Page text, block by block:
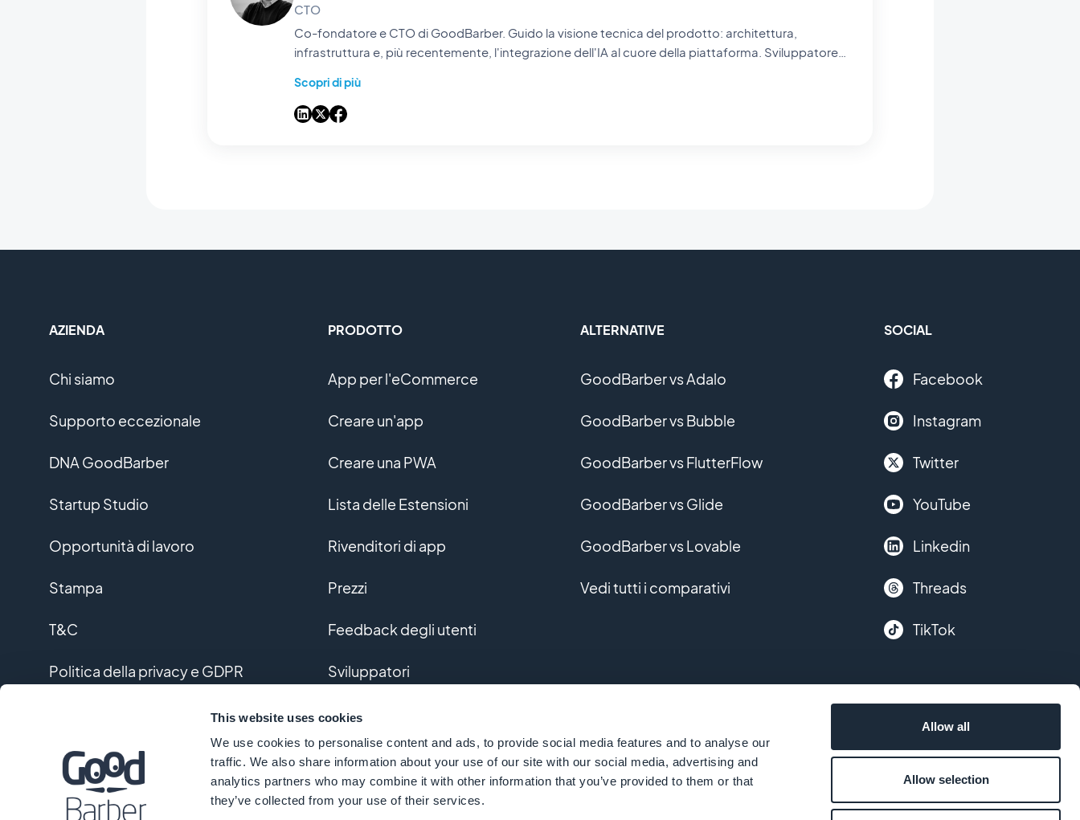
This website uses cookies
We use cookies to personalise content and ads, to provide social media features and to analyse our
traffic. We also share information about your use of our site with our social media, advertising and
analytics partners who may combine it with other information that you’ve provided to them or that
they’ve collected from your use of their services.
Allow all
Allow selection
CTO
Co-fondatore e CTO di GoodBarber. Guido la visione tecnica del prodotto: architettura,
infrastruttura e, più recentemente, l'integrazione dell'IA al cuore della piattaforma. Sviluppatore
GoodBarber di pubblicare le loro app senza scrivere una sola riga di codice.
Scopri di più
AZIENDA
Chi siamo
Supporto eccezionale
DNA GoodBarber
Startup Studio
Opportunità di lavoro
Stampa
T&C
Politica della privacy e GDPR
PRODOTTO
App per l'eCommerce
Creare un'app
Creare una PWA
Lista delle Estensioni
Rivenditori di app
Prezzi
Feedback degli utenti
Sviluppatori
Sviluppo personalizzato
Glossario
ALTERNATIVE
GoodBarber vs Adalo
GoodBarber vs Bubble
GoodBarber vs FlutterFlow
GoodBarber vs Glide
GoodBarber vs Lovable
Vedi tutti i comparativi
SOCIAL
Facebook
Instagram
Twitter
YouTube
Linkedin
Threads
TikTok